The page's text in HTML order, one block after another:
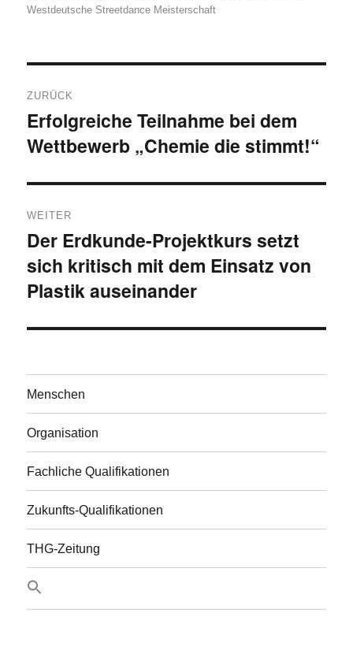
Westdeutsche Streetdance Meisterschaft
ZURÜCK
Vorheriger
Beitrag:
Erfolgreiche Teilnahme bei dem
Wettbewerb „Chemie die stimmt!“
WEITER
Nächster
Beitrag:
Der Erdkunde-Projektkurs setzt
sich kritisch mit dem Einsatz von
Plastik auseinander
Menschen
Organisation
Fachliche Qualifikationen
Zukunfts-Qualifikationen
THG-Zeitung